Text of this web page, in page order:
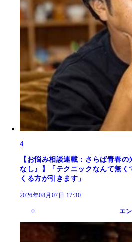
4
【お悩み相談連載：さらば青春
なし』】「テクニックなんて無く
くる方が引きます」
2026年08月07日 17:30
エ